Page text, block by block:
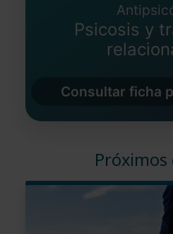
Psicosis y
Consultar ficha
Próximos